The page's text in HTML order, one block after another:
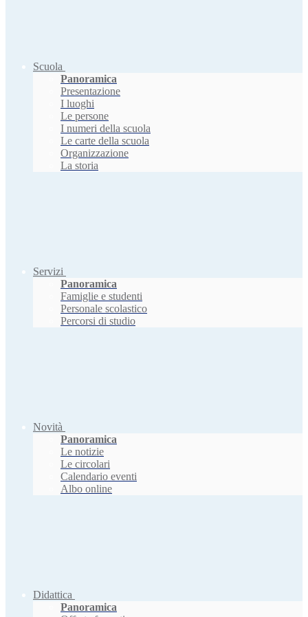
Scuola
Panoramica
Presentazione
I luoghi
Le persone
I numeri della scuola
Le carte della scuola
Organizzazione
La storia
Servizi
Panoramica
Famiglie e studenti
Personale scolastico
Percorsi di studio
Novità
Panoramica
Le notizie
Le circolari
Calendario eventi
Albo online
Didattica
Panoramica